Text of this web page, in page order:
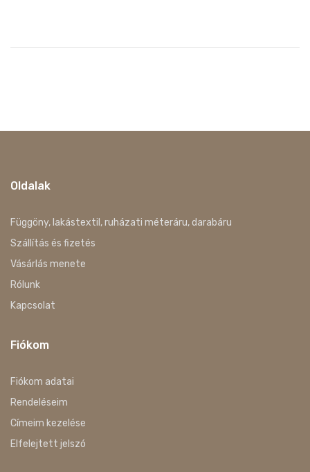
Oldalak
Függöny, lakástextil, ruházati méteráru, darabáru
Szállítás és fizetés
Vásárlás menete
Rólunk
Kapcsolat
Fiókom
Fiókom adatai
Rendeléseim
Címeim kezelése
Elfelejtett jelszó